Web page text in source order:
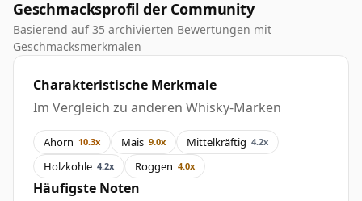
Geschmacksprofil der Community
Basierend auf 35 archivierten Bewertungen mit
Geschmacksmerkmalen
Charakteristische Merkmale
Im Vergleich zu anderen Whisky-Marken
Ahorn 10.3x Mais 9.0x Mittelkräftig 4.2x
Holzkohle 4.2x Roggen 4.0x
Häufigste Noten